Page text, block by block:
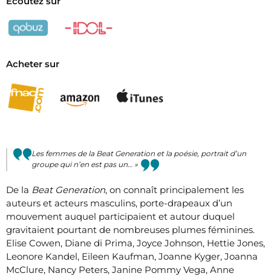
Acheter sur
Les femmes de la Beat Generation et la poésie, portrait d’un
groupe qui n’en est pas un… »
De la Beat Generation, on connaît principalement les
auteurs et acteurs masculins, porte-drapeaux d’un
mouvement auquel participaient et autour duquel
gravitaient pourtant de nombreuses plumes féminines.
Elise Cowen, Diane di Prima, Joyce Johnson, Hettie Jones,
Leonore Kandel, Eileen Kaufman, Joanne Kyger, Joanna
McClure, Nancy Peters, Janine Pommy Vega, Anne